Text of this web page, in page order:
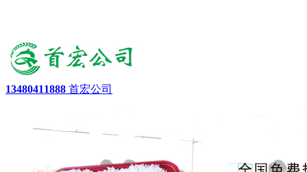
13480411888 首宏公司